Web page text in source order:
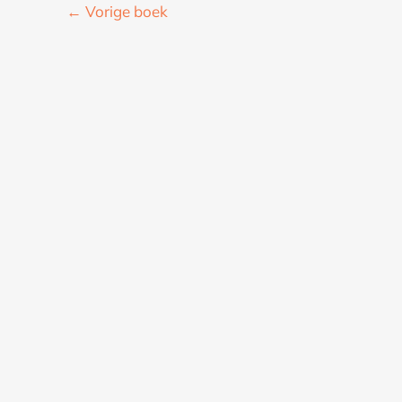
← Vorige boek